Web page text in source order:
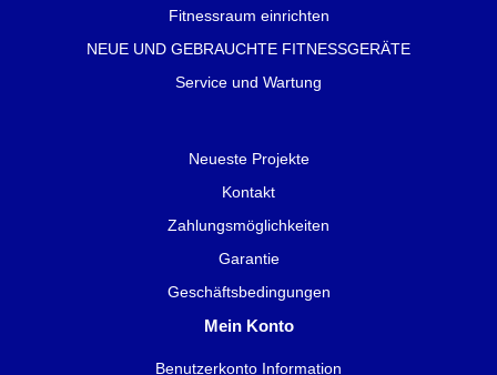
Fitnessraum einrichten
NEUE UND GEBRAUCHTE FITNESSGERÄTE
Service und Wartung
Neueste Projekte
Kontakt
Zahlungsmöglichkeiten
Garantie
Geschäftsbedingungen
Mein Konto
Benutzerkonto Information